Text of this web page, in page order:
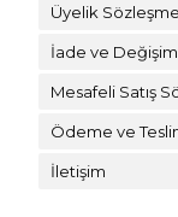
Üyelik
İade ve Değişim
Mesafeli Satış
Ödeme ve
İletişim